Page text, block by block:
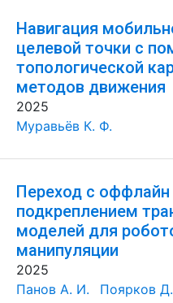
Навигация
целевой точки с
топологической
методов движения
2025
Муравьёв К. Ф.
Переход с оффлайн
подкреплением
моделей для
манипуляции
2025
Панов А. И.
Поярков